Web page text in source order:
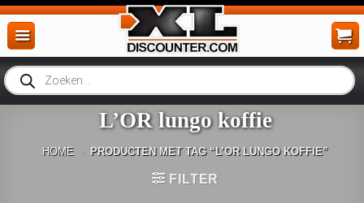
Ga
naar
inhoud
Producten
zoeken
L’OR lungo koffie
HOME - PRODUCTEN MET TAG “L’OR LUNGO KOFFIE”
FILTER